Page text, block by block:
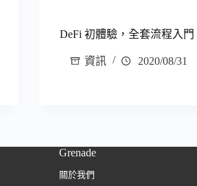
DeFi 初體驗，全套流程入門
資訊 2020/08/31
Grenade
關於我們